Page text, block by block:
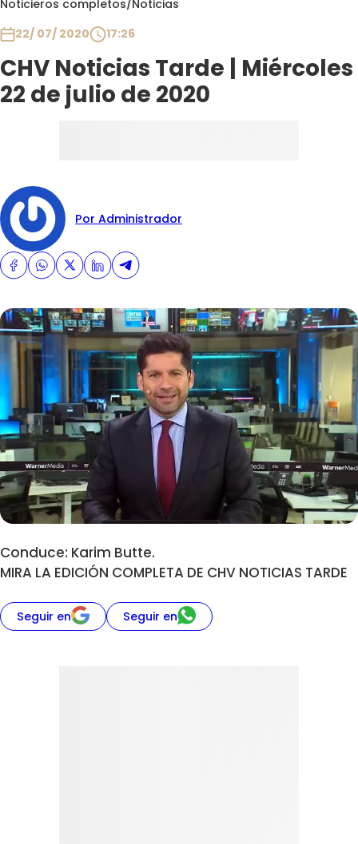
Noticieros completos/Noticias
22/ 07/ 2020
17:26
CHV Noticias Tarde | Miércoles
22 de julio de 2020
Por Administrador
Conduce: Karim Butte.
MIRA LA EDICIÓN COMPLETA DE CHV NOTICIAS TARDE
Seguir en Seguir en
Club De La Comedia
Contigo en Directo
Plan Perfecto
El Tiempo
Sabingo